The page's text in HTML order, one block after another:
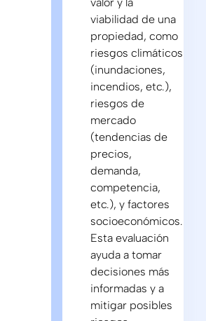
viabilidad de una
propiedad, como
riesgos climáticos
(inundaciones,
incendios, etc.),
riesgos de
mercado
(tendencias de
precios,
demanda,
competencia,
etc.), y factores
socioeconómicos.
Esta evaluación
ayuda a tomar
decisiones más
informadas y a
mitigar posibles